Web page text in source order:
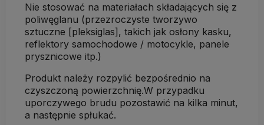
Nie stosować na materiałach składających się z
poliwęglanu (przezroczyste tworzywo
sztuczne [pleksiglas], takich jak osłony kasku,
reflektory samochodowe / motocykle, panele
prysznicowe itp.)
Produkt należy rozpylić bezpośrednio na
czyszczoną powierzchnię.W przypadku
uporczywego brudu pozostawić na kilka minut,
a następnie spłukać.